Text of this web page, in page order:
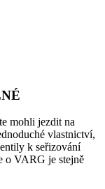
mohli jezdit na
vlastnictví,
k seřizování
o VARG je stejně